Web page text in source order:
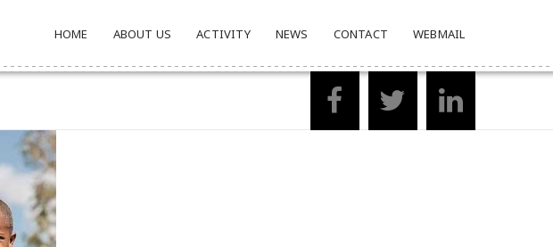
HOME ABOUT US ACTIVITY NEWS CONTACT WEBMAIL